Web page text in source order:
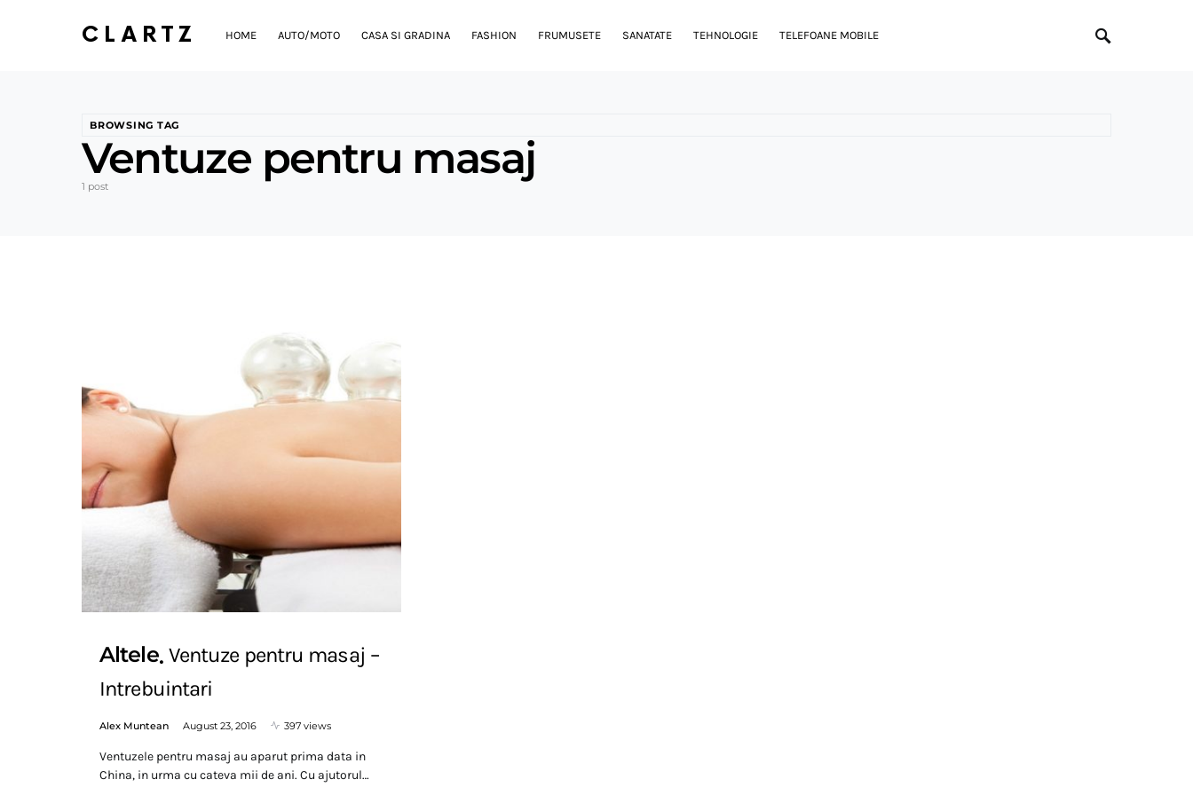
CLARTZ HOME AUTO/MOTO CASA SI GRADINA FASHION FRUMUSETE SANATATE TEHNOLOGIE TELEFOANE MOBILE
BROWSING TAG
Ventuze pentru masaj
1 post
Altele Ventuze pentru masaj –
Intrebuintari
Alex Muntean August 23, 2016 397 views
Ventuzele pentru masaj au aparut prima data in
China, in urma cu cateva mii de ani. Cu ajutorul…